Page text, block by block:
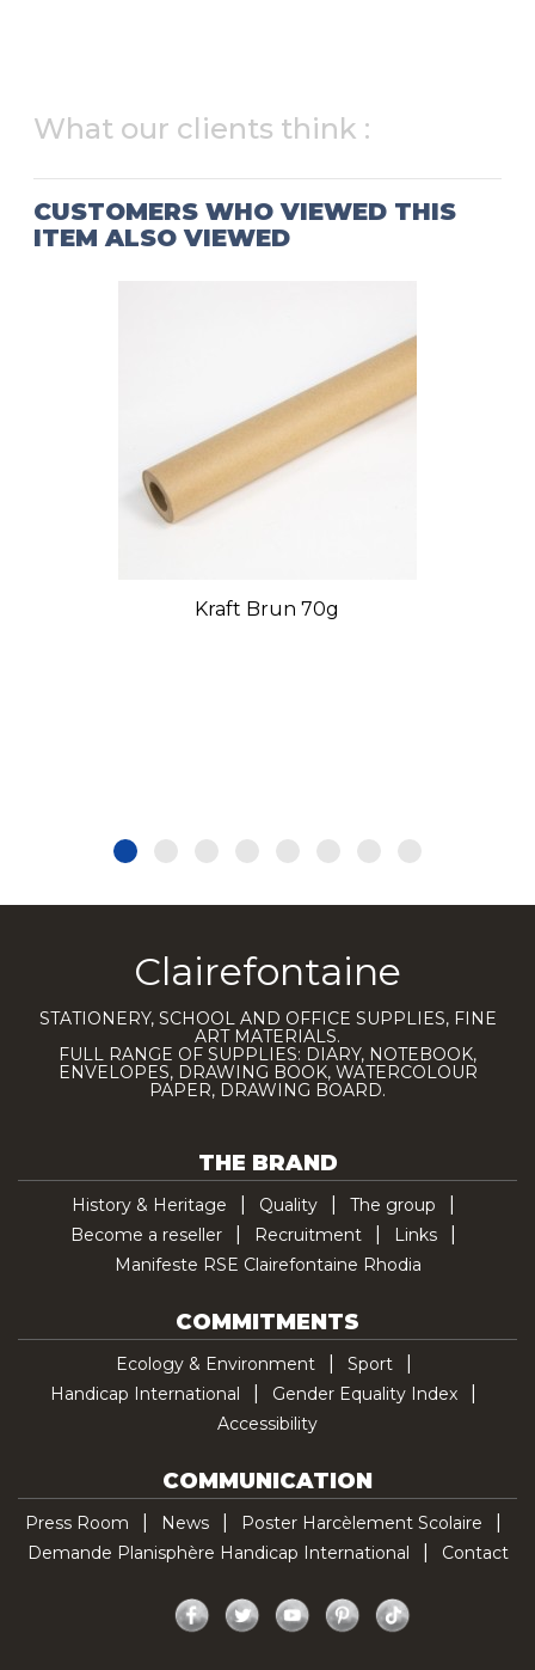
What our clients think :
CUSTOMERS WHO VIEWED THIS
ITEM ALSO VIEWED
Kraft Brun 70g
Clairefontaine
STATIONERY, SCHOOL AND OFFICE SUPPLIES, FINE
ART MATERIALS.
FULL RANGE OF SUPPLIES: DIARY, NOTEBOOK,
ENVELOPES, DRAWING BOOK, WATERCOLOUR
PAPER, DRAWING BOARD.
THE BRAND
History & Heritage Quality
The group
Become a reseller
Recruitment
Links
Manifeste RSE Clairefontaine Rhodia
COMMITMENTS
Ecology & Environment
Sport
Handicap International
Gender Equality Index
Accessibility
COMMUNICATION
Press Room News
Poster Harcèlement Scolaire
Demande Planisphère Handicap International
Contact
Facebook
Twitter YouTubePinterest